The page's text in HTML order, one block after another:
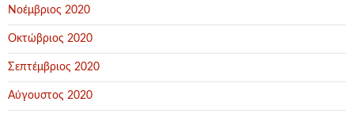
Νοέμβριος 2020
Οκτώβριος 2020
Σεπτέμβριος 2020
Αύγουστος 2020